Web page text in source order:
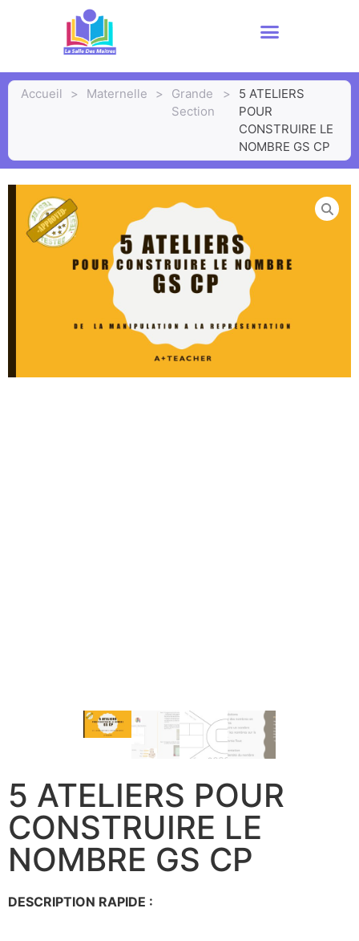
Accueil > Maternelle >
Grande
Section
>
5 ATELIERS
POUR
CONSTRUIRE LE
NOMBRE GS CP
5 ATELIERS POUR
CONSTRUIRE LE
NOMBRE GS CP
DESCRIPTION RAPIDE :